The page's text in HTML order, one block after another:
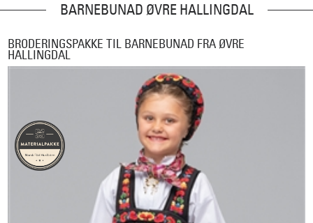
BARNEBUNAD ØVRE HALLINGDAL
BRODERINGSPAKKE TIL BARNEBUNAD FRA ØVRE
HALLINGDAL